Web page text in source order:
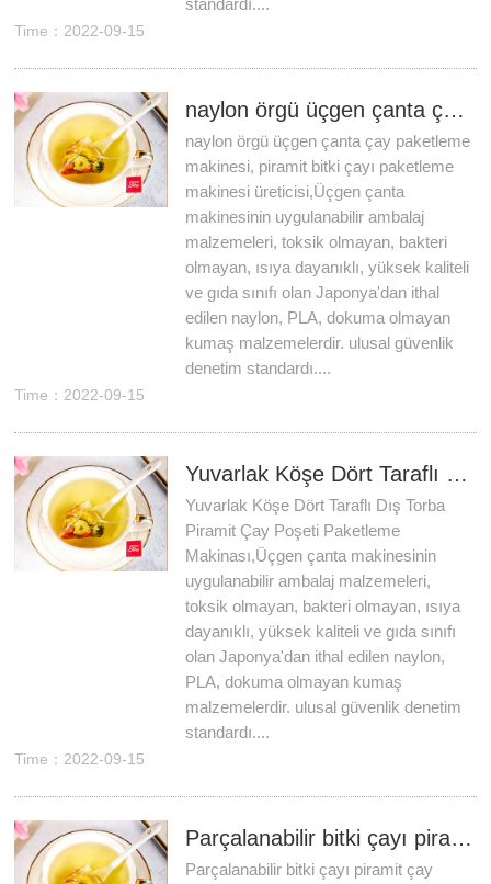
standardı....
Time：2022-09-15
naylon örgü üçgen çanta çay paketleme makinesi, piramit bitki çayı paketleme makinesi üreticisi
naylon örgü üçgen çanta çay paketleme
makinesi, piramit bitki çayı paketleme
makinesi üreticisi,Üçgen çanta
makinesinin uygulanabilir ambalaj
malzemeleri, toksik olmayan, bakteri
olmayan, ısıya dayanıklı, yüksek kaliteli
ve gıda sınıfı olan Japonya'dan ithal
edilen naylon, PLA, dokuma olmayan
kumaş malzemelerdir. ulusal güvenlik
denetim standardı....
Time：2022-09-15
Yuvarlak Köşe Dört Taraflı Dış Torba Piramit Çay Poşeti Paketleme Makinası
Yuvarlak Köşe Dört Taraflı Dış Torba
Piramit Çay Poşeti Paketleme
Makinası,Üçgen çanta makinesinin
uygulanabilir ambalaj malzemeleri,
toksik olmayan, bakteri olmayan, ısıya
dayanıklı, yüksek kaliteli ve gıda sınıfı
olan Japonya'dan ithal edilen naylon,
PLA, dokuma olmayan kumaş
malzemelerdir. ulusal güvenlik denetim
standardı....
Time：2022-09-15
Parçalanabilir bitki çayı piramit çay paketleme makinesi üreticileri
Parçalanabilir bitki çayı piramit çay